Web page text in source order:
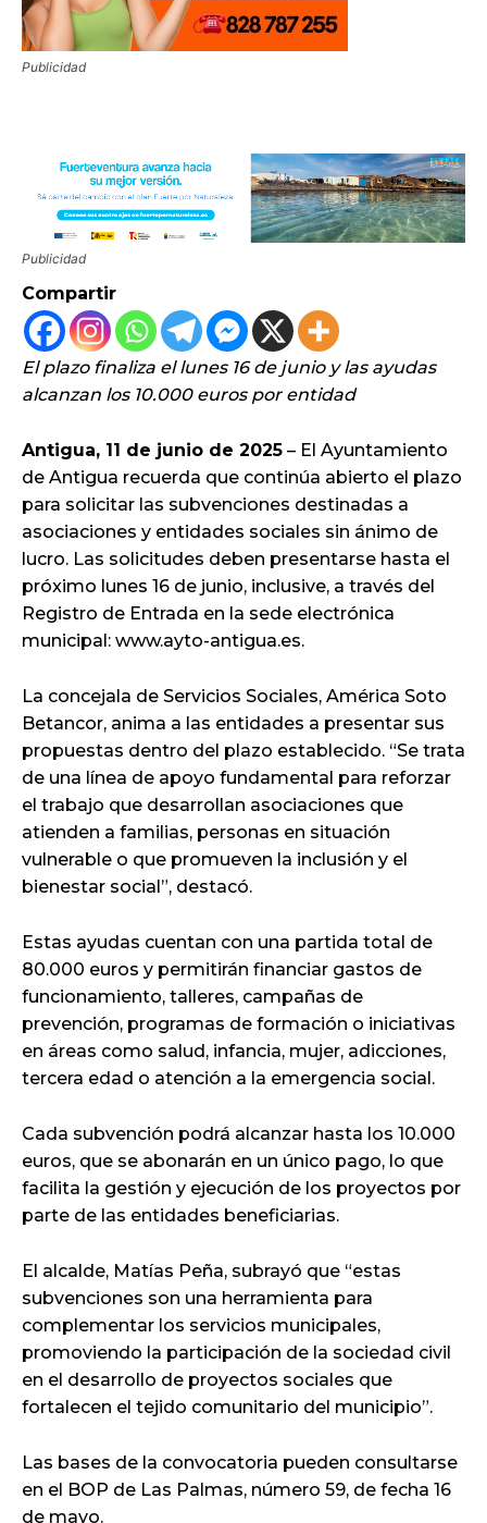
Publicidad
Publicidad
Compartir
El plazo finaliza el lunes 16 de junio y las ayudas
alcanzan los 10.000 euros por entidad
Antigua, 11 de junio de 2025 – El Ayuntamiento
de Antigua recuerda que continúa abierto el plazo
para solicitar las subvenciones destinadas a
asociaciones y entidades sociales sin ánimo de
lucro. Las solicitudes deben presentarse hasta el
próximo lunes 16 de junio, inclusive, a través del
Registro de Entrada en la sede electrónica
municipal: www.ayto-antigua.es.
La concejala de Servicios Sociales, América Soto
Betancor, anima a las entidades a presentar sus
propuestas dentro del plazo establecido. “Se trata
de una línea de apoyo fundamental para reforzar
el trabajo que desarrollan asociaciones que
atienden a familias, personas en situación
vulnerable o que promueven la inclusión y el
bienestar social”, destacó.
Estas ayudas cuentan con una partida total de
80.000 euros y permitirán financiar gastos de
funcionamiento, talleres, campañas de
prevención, programas de formación o iniciativas
en áreas como salud, infancia, mujer, adicciones,
tercera edad o atención a la emergencia social.
Cada subvención podrá alcanzar hasta los 10.000
euros, que se abonarán en un único pago, lo que
facilita la gestión y ejecución de los proyectos por
parte de las entidades beneficiarias.
El alcalde, Matías Peña, subrayó que “estas
subvenciones son una herramienta para
complementar los servicios municipales,
promoviendo la participación de la sociedad civil
en el desarrollo de proyectos sociales que
fortalecen el tejido comunitario del municipio”.
Las bases de la convocatoria pueden consultarse
en el BOP de Las Palmas, número 59, de fecha 16
de mayo.